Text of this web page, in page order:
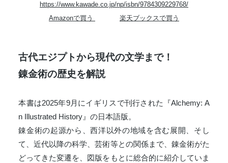
https://www.kawade.co.jp/np/isbn/9784309229768/
Amazonで買う
楽天ブックスで買う
古代エジプトから現代の文学まで！
錬金術の歴史を解説
本書は2025年9月にイギリスで刊行された『Alchemy: A
n Illustrated History』の日本語版。
錬金術の起源から、西洋以外の地域を含む展開、そし
て、近代以降の科学、芸術等との関係まで、錬金術がた
どってきた変遷を、図版をもとに総合的に紹介していま